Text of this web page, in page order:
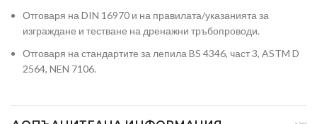
Отговаря на DIN 16970 и на правилата/указанията за
изграждане и тестване на дренажни тръбопроводи.
Отговаря на стандартите за лепила BS 4346, част 3, ASTM D
2564, NEN 7106.